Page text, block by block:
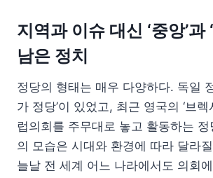
지역과 이슈 대신 ‘중앙’과
남은 정치
정당의 형태는 매우 다양하다. 독일
가 정당’이 있었고, 최근 영국의 ‘브렉
럽의회를 주무대로 놓고 활동하는
의 모습은 시대와 환경에 따라 달라
늘날 전 세계 어느 나라에서도 의회